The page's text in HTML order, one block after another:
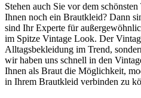
Stehen auch Sie vor dem
Ihnen noch ein Brautkleid? Dann
sind Ihr Experte für
im Spitze Vintage Look. Der
Alltagsbekleidung im Trend,
wir haben uns schnell in den
Ihnen als Braut die Möglichkeit,
in Ihrem Brautkleid verbinden zu